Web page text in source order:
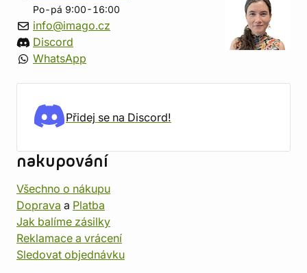
Po-pá 9:00-16:00
info@imago.cz
Discord
WhatsApp
Přidej se na Discord!
nakupování
Všechno o nákupu
Doprava a Platba
Jak balíme zásilky
Reklamace a vrácení
Sledovat objednávku